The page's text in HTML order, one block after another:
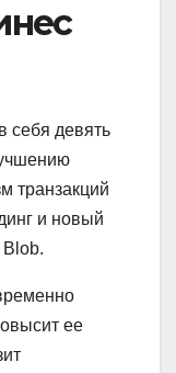
себя девять
транзакций
и новый
ее